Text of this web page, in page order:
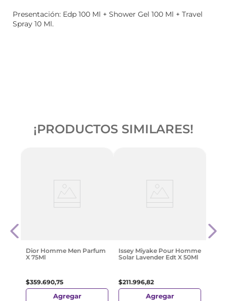
Presentación: Edp 100 Ml + Shower Gel 100 Ml + Travel
Spray 10 Ml.
¡PRODUCTOS SIMILARES!
Dior Homme Men Parfum
X 75Ml
$359.690,75
Agregar
Issey Miyake Pour Homme
Solar Lavender Edt X 50Ml
$211.996,82
Agregar